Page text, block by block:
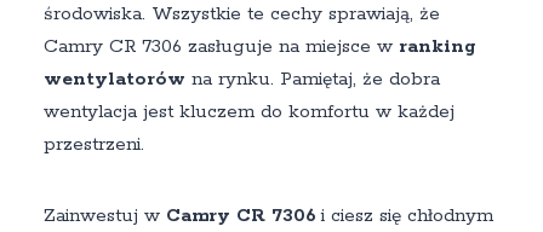
środowiska. Wszystkie te cechy sprawiają, że
Camry CR 7306 zasługuje na miejsce w ranking
wentylatorów na rynku. Pamiętaj, że dobra
wentylacja jest kluczem do komfortu w każdej
przestrzeni.
Zainwestuj w Camry CR 7306i ciesz się chłodnym